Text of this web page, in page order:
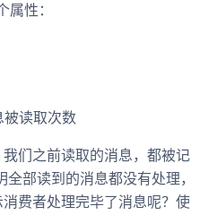
性：
读取次数
们之前读取的消息，都被记
部读到的消息都没有处理，
费者处理完毕了消息呢？使